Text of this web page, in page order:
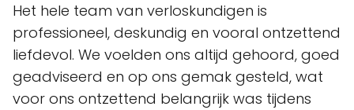
Het hele team van verloskundigen is
professioneel, deskundig en vooral ontzettend
liefdevol. We voelden ons altijd gehoord, goed
geadviseerd en op ons gemak gesteld, wat
voor ons ontzettend belangrijk was tijdens